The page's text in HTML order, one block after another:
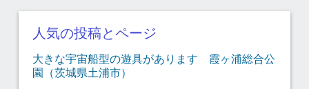
人気の投稿とページ
大きな宇宙船型の遊具があります 霞ヶ浦総合公
園（茨城県土浦市）